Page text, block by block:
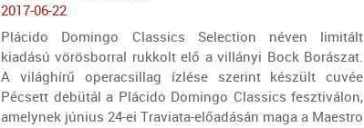
2017-06-22
Plácido Domingo Classics Selection néven limitált
kiadású vörösborral rukkolt elő a villányi Bock Borászat.
A világhírű operacsillag ízlése szerint készült cuvée
Pécsett debütál a Plácido Domingo Classics fesztiválon,
amelynek június 24-ei Traviata-előadásán maga a Maestro